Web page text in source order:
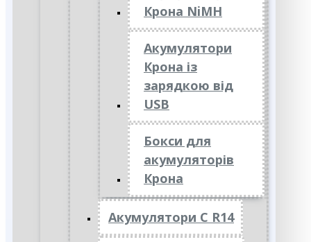
Крона NiMH
Акумулятори
Крона із
зарядкою від
USB
Бокси для
акумуляторів
Крона
Акумулятори C R14